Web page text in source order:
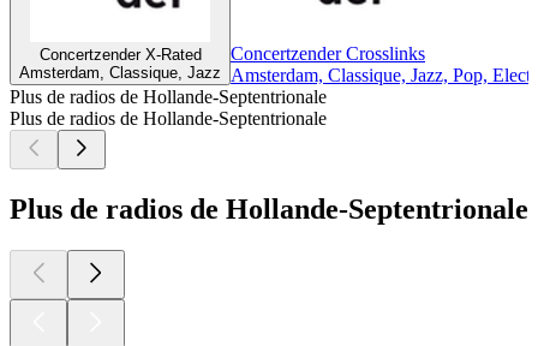
Concertzender X-Rated
Amsterdam, Classique, Jazz
Concertzender Crosslinks
Amsterdam, Classique, Jazz, Pop,
Plus de radios de Hollande-Septentrionale
Plus de radios de Hollande-Septentrionale
Plus de radios de Hollande-Septentrionale